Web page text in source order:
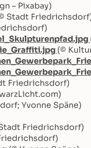
– Pixabay)
Stadt
(©
Friedrichsdorf)
Yvonne Späne)
Friedrichsdorf)